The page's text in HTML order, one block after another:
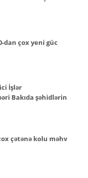
dan çox yeni güc
İşlər
Bakıda şəhidlərin
çətənə kolu məhv